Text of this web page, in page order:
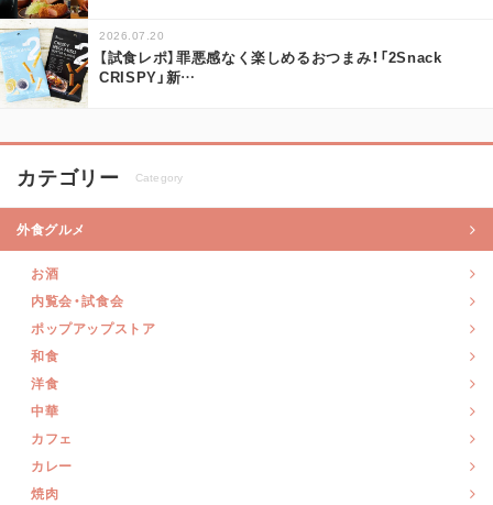
2026.07.20
【試食レポ】罪悪感なく楽しめるおつまみ！「2Snack
CRISPY」新…
カテゴリー Category
外食グルメ
お酒
内覧会・試食会
ポップアップストア
和食
洋食
中華
カフェ
カレー
焼肉